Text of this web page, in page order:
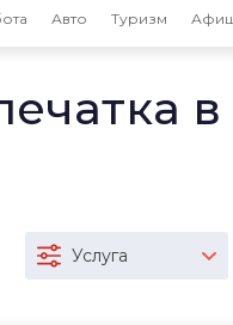
Авто Туризм
Услуга